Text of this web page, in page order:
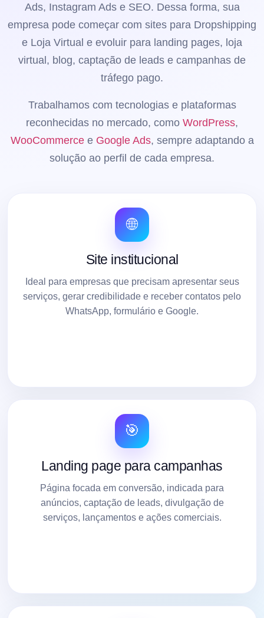
Ads, Instagram Ads e SEO. Dessa forma, sua
empresa pode começar com sites para Dropshipping
e Loja Virtual e evoluir para landing pages, loja
virtual, blog, captação de leads e campanhas de
tráfego pago.
Trabalhamos com tecnologias e plataformas
reconhecidas no mercado, como WordPress,
WooCommercee Google Ads, sempre adaptando a
solução ao perfil de cada empresa.
🌐
Site institucional
Ideal para empresas que precisam apresentar seus
serviços, gerar credibilidade e receber contatos pelo
WhatsApp, formulário e Google.
🎯
Landing page para campanhas
Página focada em conversão, indicada para
anúncios, captação de leads, divulgação de
serviços, lançamentos e ações comerciais.